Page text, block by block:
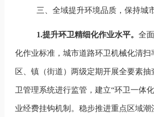
三、全域提升环境品质，保持城
1.提升环卫精细化作业水平。 全
化作业标准，城市道路环卫机械化清扫
区、镇（街道）两级定期开展全要素抽
卫管理系统进行监管，建立“环卫一体化
业经费挂钩机制。稳步推进重点区域潮